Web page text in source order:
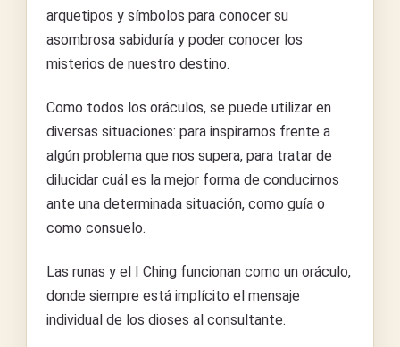
arquetipos y símbolos para conocer su
asombrosa sabiduría y poder conocer los
misterios de nuestro destino.
Como todos los oráculos, se puede utilizar en
diversas situaciones: para inspirarnos frente a
algún problema que nos supera, para tratar de
dilucidar cuál es la mejor forma de conducirnos
ante una determinada situación, como guía o
como consuelo.
Las runas y el I Ching funcionan como un oráculo,
donde siempre está implícito el mensaje
individual de los dioses al consultante.